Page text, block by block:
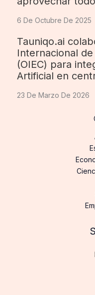
6 De Octubre De 2025
Tauniqo.ai
Internacional
(OIEC) para
Artificial en
23 De Marzo De 2026